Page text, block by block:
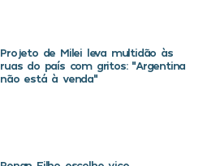
Projeto de Milei leva multidão às
ruas do país com gritos: “Argentina
não está à venda”